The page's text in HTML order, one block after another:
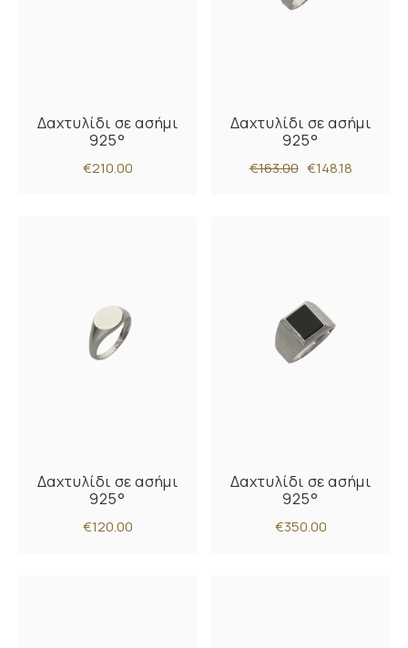
Δαχτυλίδι σε ασήμι
925°
€210.00
Δαχτυλίδι σε ασήμι
925°
€163.00 €148.18
Δαχτυλίδι σε ασήμι
925°
€120.00
Δαχτυλίδι σε ασήμι
925°
€350.00